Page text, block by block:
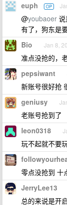
euph OP
@youbaoer
有了，狗东是
Bio Jan 8,
准点没抢的，
pepsiwant
新账号很好抢
geniusy
老账号抢到了
leon0318
玩不起就不要
零点没抢到 十
JerryLee13
总的来说是开